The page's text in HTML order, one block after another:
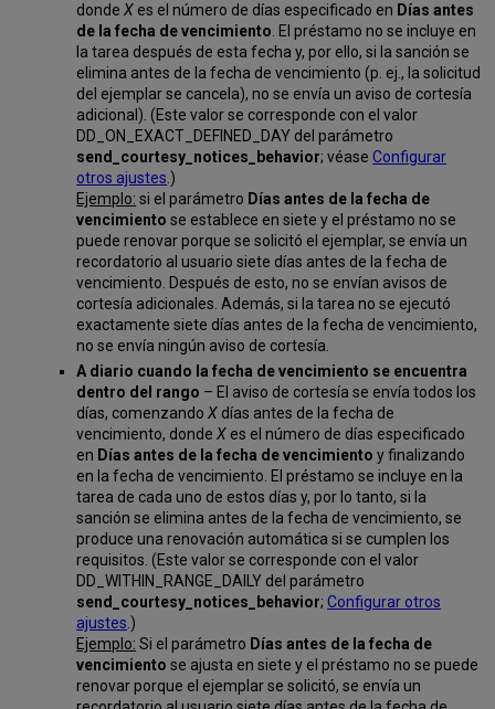
dondeX es el número de días especificado en Días antes
de la fecha de vencimiento . El préstamo no se incluye en
la tarea después de esta fecha y, por ello, si la sanción se
elimina antes de la fecha de vencimiento (p. ej., la solicitud
del ejemplar se cancela), no se envía un aviso de cortesía
adicional). (Este valor se corresponde con el valor
DD_ON_EXACT_DEFINED_DAY del parámetro
send_courtesy_notices_behavior; véaseConfigurar
otros ajustes .)
Ejemplo: si el parámetro Días antes de la fecha de
vencimiento se establece en siete y el préstamo no se
puede renovar porque se solicitó el ejemplar, se envía un
recordatorio al usuario siete días antes de la fecha de
vencimiento. Después de esto, no se envían avisos de
cortesía adicionales. Además, si la tarea no se ejecutó
exactamente siete días antes de la fecha de vencimiento,
no se envía ningún aviso de cortesía.
A diario cuando la fecha de vencimiento se encuentra
dentro del rango – El aviso de cortesía se envía todos los
días, comenzandoX días antes de la fecha de
vencimiento, dondeX es el número de días especificado
en Días antes de la fecha de vencimiento y finalizando
en la fecha de vencimiento. El préstamo se incluye en la
tarea de cada uno de estos días y, por lo tanto, si la
sanción se elimina antes de la fecha de vencimiento, se
produce una renovación automática si se cumplen los
requisitos. (Este valor se corresponde con el valor
DD_WITHIN_RANGE_DAILY del parámetro
send_courtesy_notices_behavior;Configurar otros
ajustes .)
Ejemplo: Si el parámetro Días antes de la fecha de
vencimiento se ajusta en siete y el préstamo no se puede
renovar porque el ejemplar se solicitó, se envía un